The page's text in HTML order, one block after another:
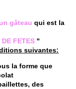
gâteau qui est la
DE FETES "
suivantes:
la forme que
des